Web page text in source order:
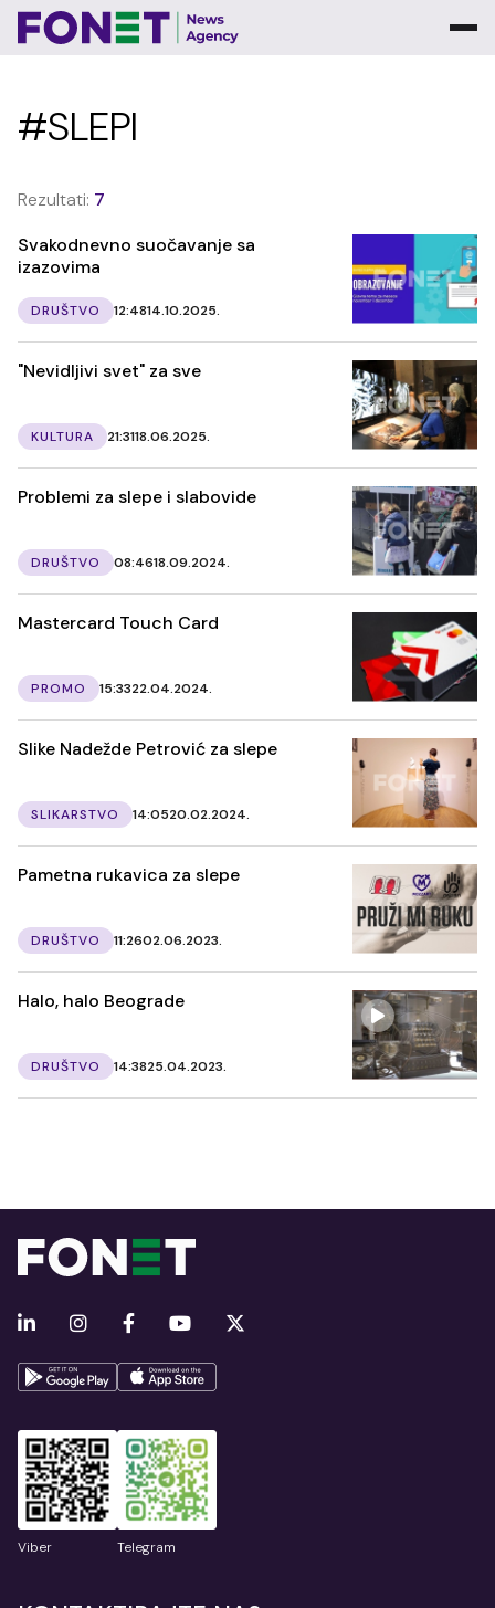
#SLEPI
Rezultati: 7
Svakodnevno suočavanje sa
izazovima
DRUŠTVO 12:4814.10.2025.
"Nevidljivi svet" za sve
KULTURA 21:3118.06.2025.
Problemi za slepe i slabovide
DRUŠTVO 08:4618.09.2024.
Mastercard Touch Card
PROMO 15:3322.04.2024.
Slike Nadežde Petrović za slepe
SLIKARSTVO 14:0520.02.2024.
Pametna rukavica za slepe
DRUŠTVO 11:2602.06.2023.
Halo, halo Beograde
DRUŠTVO 14:3825.04.2023.
Viber Telegram